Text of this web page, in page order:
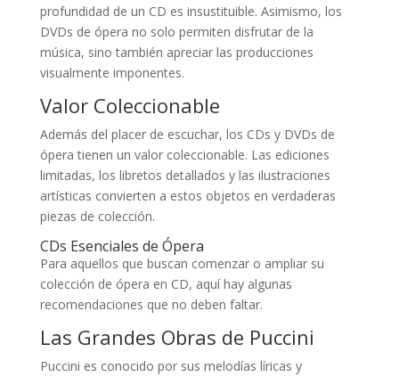
profundidad de un CD es insustituible. Asimismo, los
DVDs de ópera no solo permiten disfrutar de la
música, sino también apreciar las producciones
visualmente imponentes.
Valor Coleccionable
Además del placer de escuchar, los CDs y DVDs de
ópera tienen un valor coleccionable. Las ediciones
limitadas, los libretos detallados y las ilustraciones
artísticas convierten a estos objetos en verdaderas
piezas de colección.
CDs Esenciales de Ópera
Para aquellos que buscan comenzar o ampliar su
colección de ópera en CD, aquí hay algunas
recomendaciones que no deben faltar.
Las Grandes Obras de Puccini
Puccini es conocido por sus melodías líricas y